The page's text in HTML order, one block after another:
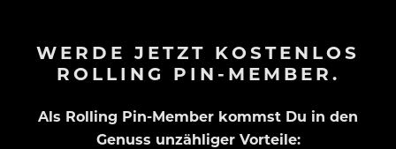
WERDE JETZT KOSTENLOS
ROLLING PIN-MEMBER.
Als Rolling Pin-Member kommst Du in den
Genuss unzähliger Vorteile: